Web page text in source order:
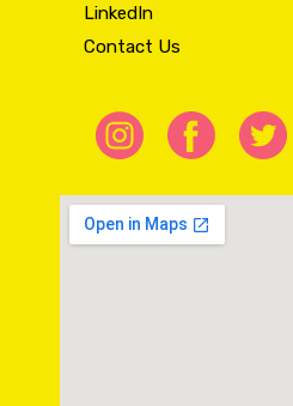
LinkedIn
Contact Us